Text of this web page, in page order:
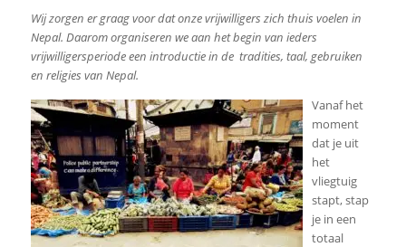
Wij zorgen er graag voor dat onze vrijwilligers zich thuis voelen in
Nepal. Daarom organiseren we aan het begin van ieders
vrijwilligersperiode een introductie in de tradities, taal, gebruiken
en religies van Nepal.
Vanaf het
moment
dat je uit
het
vliegtuig
stapt, stap
je in een
totaal